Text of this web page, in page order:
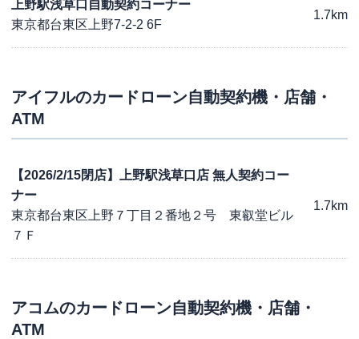
上野駅浅草口自動契約コーナー
東京都台東区上野7-2-2 6F
1.7km
アイフルのカードローン自動契約機・店舗・
ATM
【2026/2/15閉店】上野駅浅草口店 無人契約コー
ナー
東京都台東区上野７丁目２番地２号 東叡堂ビル
７Ｆ
1.7km
アコムのカードローン自動契約機・店舗・
ATM